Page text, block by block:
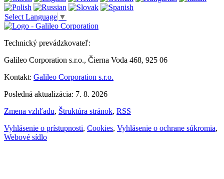
Select Language ▼
Technický prevádzkovateľ:
Galileo Corporation s.r.o., Čierna Voda 468, 925 06
Kontakt: Galileo Corporation s.r.o.
Posledná aktualizácia: 7. 8. 2026
Zmena vzhľadu, Štruktúra stránok, RSS
Vyhlásenie o prístupnosti, Cookies, Vyhlásenie o ochrane súkromia,
Webové sídlo